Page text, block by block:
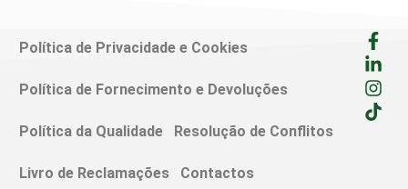
Política de Privacidade e Cookies
Política de Fornecimento e Devoluções
Política da Qualidade Resolução de Conflitos
Livro de Reclamações Contactos